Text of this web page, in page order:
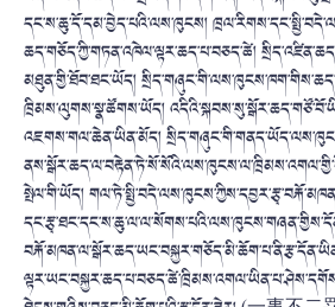
དང་ས་ཆུ་དོ་དམ་བྱེད་པའི་ལས་ཁུངས།
ཆད་གཅོད་ཀྱི་གཏན་འཁེལ་ལྟར་ཆད་པ་བཅད་ཚེ།
མཐུན་གྱི་ཐོབ་ཐང་ཡོད།
ཁྲིམས་ལུགས་སྣ་ཚོགས་ཡོད།
འཇགས་གལ་ཆེན་ཡིན་མོད།
སྤེལ་གི་ཡོད།